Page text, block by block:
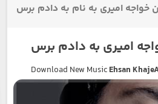
خواجه امیری به نام به دادم برس
امیری به دادم برس
Download New MusicEhsan